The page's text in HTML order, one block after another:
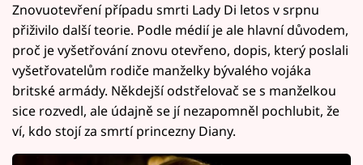
Znovuotevření případu smrti Lady Di letos v srpnu
přiživilo další teorie. Podle médií je ale hlavní důvodem,
proč je vyšetřování znovu otevřeno, dopis, který poslali
vyšetřovatelům rodiče manželky bývalého vojáka
britské armády. Někdejší odstřelovač se s manželkou
sice rozvedl, ale údajně se jí nezapomněl pochlubit, že
ví, kdo stojí za smrtí princezny Diany.